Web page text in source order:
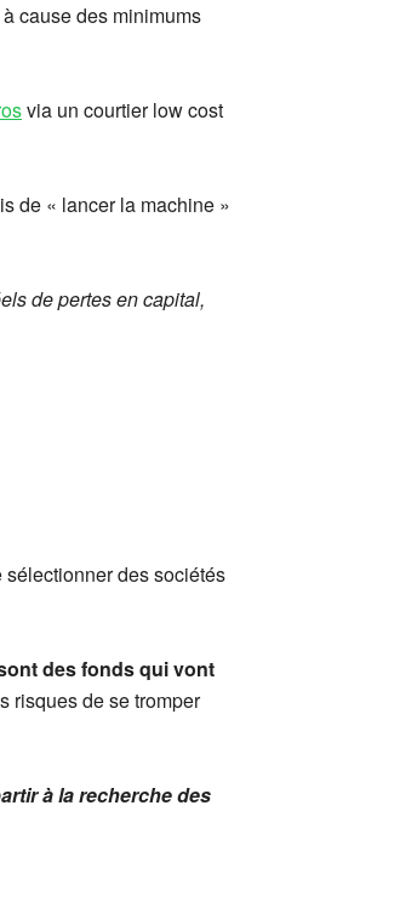
cause des minimums
via un courtier low cost
de « lancer la machine »
de pertes en capital,
des sociétés
des fonds qui vont
risques de se tromper
à la recherche des